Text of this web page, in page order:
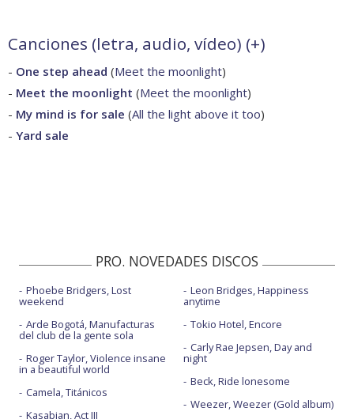
Canciones (letra, audio, vídeo) (+)
- One step ahead (Meet the moonlight)
- Meet the moonlight (Meet the moonlight)
- My mind is for sale (All the light above it too)
- Yard sale
PRO. NOVEDADES DISCOS
Phoebe Bridgers, Lost
weekend
Arde Bogotá, Manufacturas
del club de la gente sola
Roger Taylor, Violence insane
in a beautiful world
Camela, Titánicos
Kasabian, Act III
Leon Bridges, Happiness
anytime
Tokio Hotel, Encore
Carly Rae Jepsen, Day and
night
Beck, Ride lonesome
Weezer, Weezer (Gold album)